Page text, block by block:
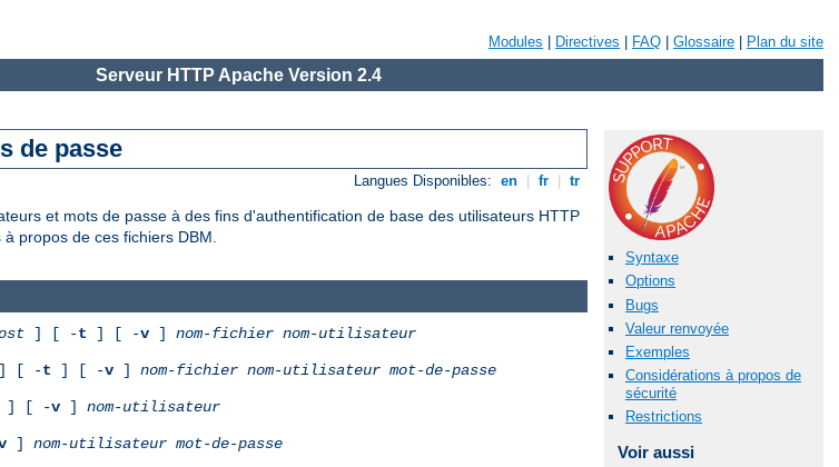
Modules Directives FAQ Glossaire Plan du site
Serveur HTTP Apache Version 2.4
de passe
Langues Disponibles: en fr tr
et mots de passe à des fins d'authentification de base des utilisateurs HTTP
propos de ces fichiers DBM.
Syntaxe
Options
Bugs
Valeur renvoyée
Exemples
Considérations à propos de
sécurité
Restrictions
Voir aussi
] [ -t ] [ -v ] nom-fichier nom-utilisateur
[ -t ] [ -v ] nom-fichier nom-utilisateur mot-de-passe
] [ -v ] nom-utilisateur
] nom-utilisateur mot-de-passe